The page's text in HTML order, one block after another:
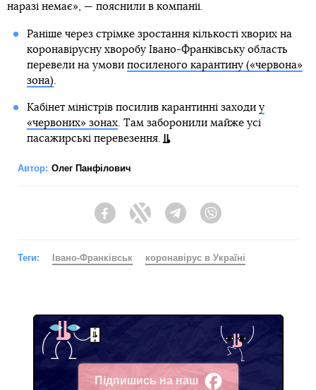
наразі немає», — пояснили в компанії.
Раніше через стрімке зростання кількості хворих на
коронавірусну хворобу Івано-Франківську область
перевели на умови посиленого карантину («червона»
зона)
Кабінет міністрів посилив карантинні заходи у
«червоних» зонах. Там заборонили майже усі
пасажирські перевезення.
Автор: Олег Панфілович
FacebookTwitter Telegram
Теги: Івано-Франківськ коронавірус в Україні
Підпишись на наш